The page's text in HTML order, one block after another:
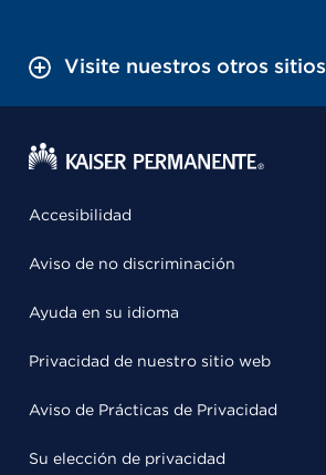
Visite nuestros otros sitios
Accesibilidad
Aviso de no discriminación
Ayuda en su idioma
Privacidad de nuestro sitio web
Aviso de Prácticas de Privacidad
Su elección de privacidad